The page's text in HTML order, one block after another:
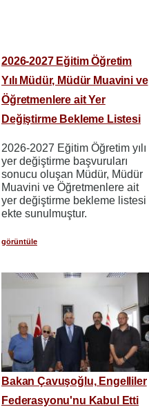
2026-2027 Eğitim Öğretim
Yılı Müdür, Müdür Muavini ve
Öğretmenlere ait Yer
Değiştirme Bekleme Listesi
2026-2027 Eğitim Öğretim yılı
yer değiştirme başvuruları
sonucu oluşan Müdür, Müdür
Muavini ve Öğretmenlere ait
yer değiştirme bekleme listesi
ekte sunulmuştur.
görüntüle
Bakan Çavuşoğlu, Engelliler
Federasyonu'nu Kabul Etti